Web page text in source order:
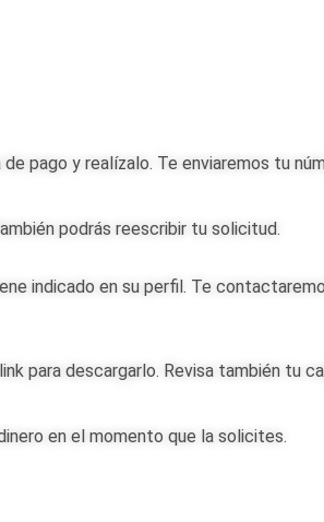
pago y realízalo. Te enviaremos tu
podrás reescribir tu solicitud.
indicado en su perfil. Te
para descargarlo. Revisa también tu
en el momento que la solicites.